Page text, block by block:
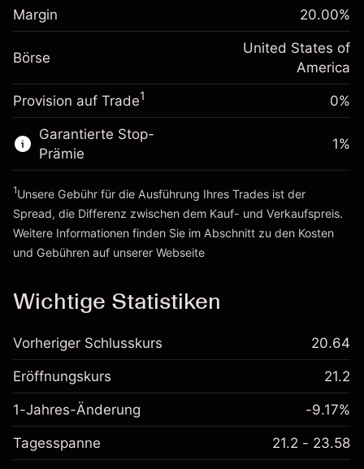
Positionsgröße mit Hebelwirkung
~$5,000.00
Geld aus Hebelwirkung ~
$4,000.00
Zur Plattform
Anpassung der
Übernachtfinanzierung
-0.000682
%
(-$0.03)
Positionsgröße mit Hebelwirkung
~$5,000.00
Geld aus Hebelwirkung ~
Zur Plattform
Margin 20.00%
Börse
United States of
America
Provision auf Trade1 0%
Garantierte Stop-
Prämie
1%
1Unsere Gebühr für die Ausführung Ihres Trades ist der
Spread, die Differenz zwischen dem Kauf- und Verkaufspreis.
Weitere Informationen finden Sie im Abschnitt zu den Kosten
und Gebühren auf unserer Webseite
Wichtige Statistiken
Vorheriger Schlusskurs 20.64
Eröffnungskurs 21.2
1-Jahres-Änderung -9.17%
Tagesspanne 21.2 - 23.58